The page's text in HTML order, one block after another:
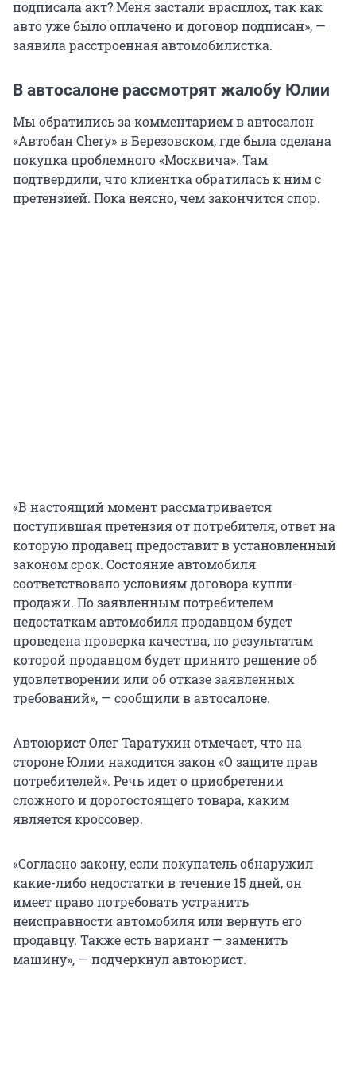
подписала акт? Меня застали врасплох, так как
авто уже было оплачено и договор подписан», —
заявила расстроенная автомобилистка.
В автосалоне рассмотрят жалобу Юлии
Мы обратились за комментарием в автосалон
«Автобан Chery» в Березовском, где была сделана
покупка проблемного «Москвича». Там
подтвердили, что клиентка обратилась к ним с
претензией. Пока неясно, чем закончится спор.
«В настоящий момент рассматривается
поступившая претензия от потребителя, ответ на
которую продавец предоставит в установленный
законом срок. Состояние автомобиля
соответствовало условиям договора купли-
продажи. По заявленным потребителем
недостаткам автомобиля продавцом будет
проведена проверка качества, по результатам
которой продавцом будет принято решение об
удовлетворении или об отказе заявленных
требований», — сообщили в автосалоне.
Автоюрист Олег Таратухин отмечает, что на
стороне Юлии находится закон «О защите прав
потребителей». Речь идет о приобретении
сложного и дорогостоящего товара, каким
является кроссовер.
«Согласно закону, если покупатель обнаружил
какие-либо недостатки в течение 15 дней, он
имеет право потребовать устранить
неисправности автомобиля или вернуть его
продавцу. Также есть вариант — заменить
машину», — подчеркнул автоюрист.